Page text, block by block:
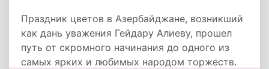
Праздник цветов в Азербайджане, возникший
как дань уважения Гейдару Алиеву, прошел
путь от скромного начинания до одного из
самых ярких и любимых народом торжеств.